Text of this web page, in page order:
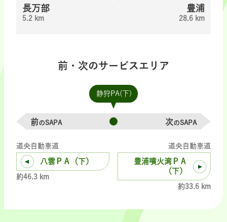
長万部
5.2 km
豊浦
28.6 km
前・次のサービスエリア
静狩PA(下)
前のSAPA 次のSAPA
道央自動車道
八雲ＰＡ（下）
約46.3 km
道央自動車道
豊浦噴火湾ＰＡ
（下）
約33.6 km